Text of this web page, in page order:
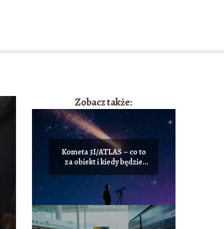
Zobacz także:
Kometa 3I/ATLAS – co to
za obiekt i kiedy będzie